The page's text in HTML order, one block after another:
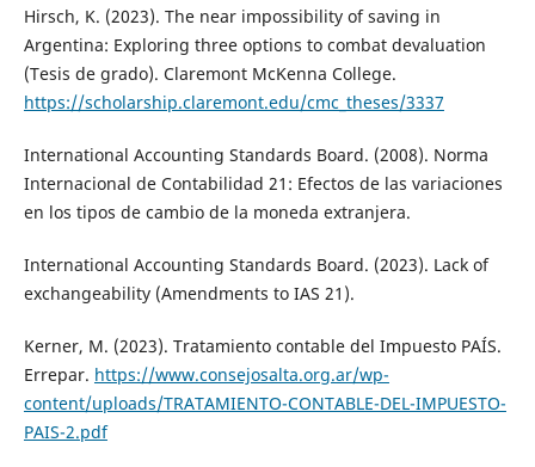
Hirsch, K. (2023). The near impossibility of saving in
Argentina: Exploring three options to combat devaluation
(Tesis de grado). Claremont McKenna College.
https://scholarship.claremont.edu/cmc_theses/3337
International Accounting Standards Board. (2008). Norma
Internacional de Contabilidad 21: Efectos de las variaciones
en los tipos de cambio de la moneda extranjera.
International Accounting Standards Board. (2023). Lack of
exchangeability (Amendments to IAS 21).
Kerner, M. (2023). Tratamiento contable del Impuesto PAÍS.
Errepar. https://www.consejosalta.org.ar/wp-
content/uploads/TRATAMIENTO-CONTABLE-DEL-IMPUESTO-
PAIS-2.pdf